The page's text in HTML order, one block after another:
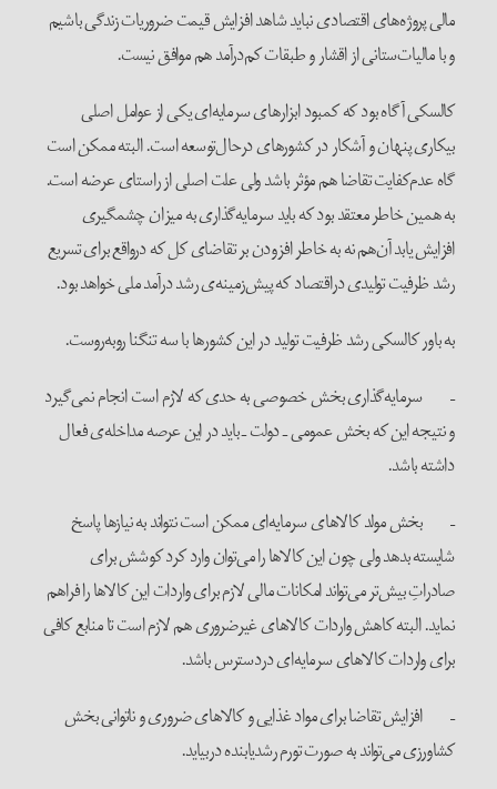
مالی پروژه‌های اقتصادی نباید شاهد افزایش قیمت ضروریات زندگی باشیم
و با مالیات‌ستانی از اقشار و طبقات کم‌درآمد هم موافق نیست.
کالسکی آگاه بود که کمبود ابزارهای سرمایه‌ای یکی از عوامل اصلی
بیکاری پنهان و آشکار در کشورهای درحال‌توسعه است. البته ممکن است
گاه عدم‌کفایت تقاضا هم مؤثر باشد ولی علت اصلی از راستای عرضه است.
به همین خاطر معتقد بود که باید سرمایه‌گذاری به میزان چشمگیری
افزایش یابد آن‌هم نه به خاطر افزودن بر تقاضای کل که درواقع برای تسریع
رشد ظرفیت تولیدی دراقتصاد که پیش‌زمینه‌ی رشد درآمد ملی خواهد بود.
به باور کالسکی رشد ظرفیت تولید در این کشورها با سه تنگنا روبه‌روست.
– سرمایه‌گذاری بخش خصوصی به حدی که لازم است انجام نمی‌گیرد
و نتیجه این که بخش عمومی ـ دولت ـ باید در این عرصه مداخله‌ی فعال
داشته باشد.
– بخش مولد کالاهای سرمایه‌ای ممکن است نتواند به نیازها پاسخ
شایسته بدهد ولی چون این کالاها را می‌توان وارد کرد کوشش برای
صادراتِ بیش‌تر می‌تواند امکانات مالی لازم برای واردات این کالاها را فراهم
نماید. البته کاهش واردات کالاهای غیرضروری هم لازم است تا منابع کافی
برای واردات کالاهای سرمایه‌ای دردسترس باشد.
– افزایش تقاضا برای مواد غذایی و کالاهای ضروری و ناتوانی بخش
کشاورزی می‌تواند به صورت تورم رشدیابنده دربیاید.